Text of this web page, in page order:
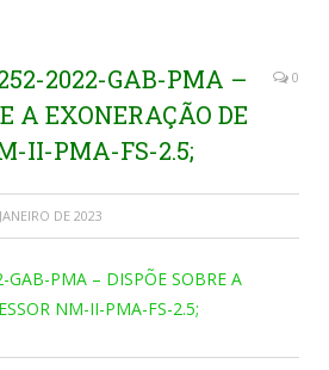
2022-GAB-PMA –
A EXONERAÇÃO DE
II-PMA-FS-2.5;
0
DE 2023
GAB-PMA – DISPÕE SOBRE A
NM-II-PMA-FS-2.5;